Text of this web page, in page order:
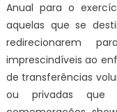
Anual para o
aquelas que se
redirecionarem
imprescindíveis ao
de transferências
ou privadas que